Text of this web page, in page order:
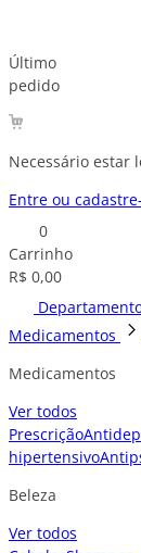
Último
pedido
Necessário estar
Entre ou
0
Carrinho
R$ 0,00
Medicamentos
Medicamentos
Ver todos
Prescrição
hipertensivo
Beleza
Ver todos